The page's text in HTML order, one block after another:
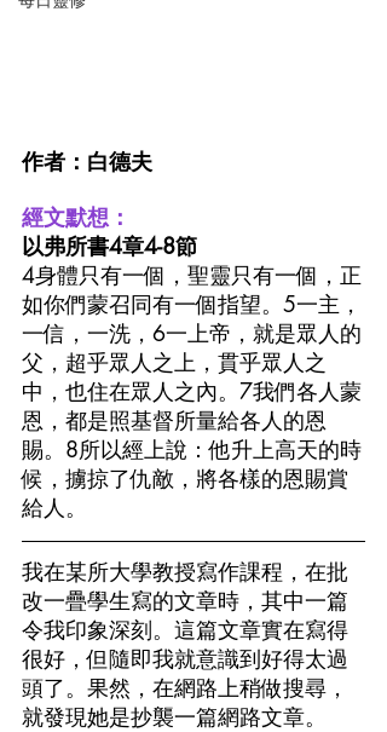
作者：白德夫
經文默想：
以弗所書4章4-8節
4身體只有一個，聖靈只有一個，正
如你們蒙召同有一個指望。5一主，
一信，一洗，6一上帝，就是眾人的
父，超乎眾人之上，貫乎眾人之
中，也住在眾人之內。7我們各人蒙
恩，都是照基督所量給各人的恩
賜。8所以經上說：他升上高天的時
候，擄掠了仇敵，將各樣的恩賜賞
給人。
我在某所大學教授寫作課程，在批
改一疊學生寫的文章時，其中一篇
令我印象深刻。這篇文章實在寫得
很好，但隨即我就意識到好得太過
頭了。果然，在網路上稍做搜尋，
就發現她是抄襲一篇網路文章。